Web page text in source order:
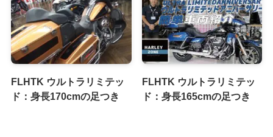
FLHTK ウルトラリミテッ
ド：身長170cmの足つき
FLHTK ウルトラリミテッ
ド：身長165cmの足つき